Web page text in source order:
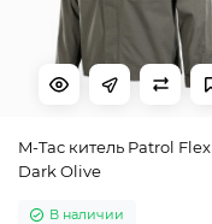
M-Tac китель Patrol Flex
Dark Olive
В наличии